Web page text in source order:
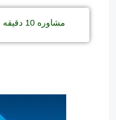
مشاوره 10 دقیقه : 300 هزار تومان